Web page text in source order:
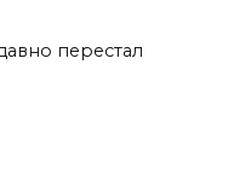
перестал